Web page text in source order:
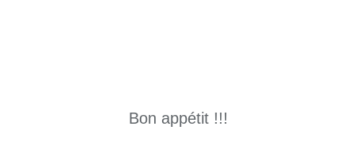
Bon appétit !!!